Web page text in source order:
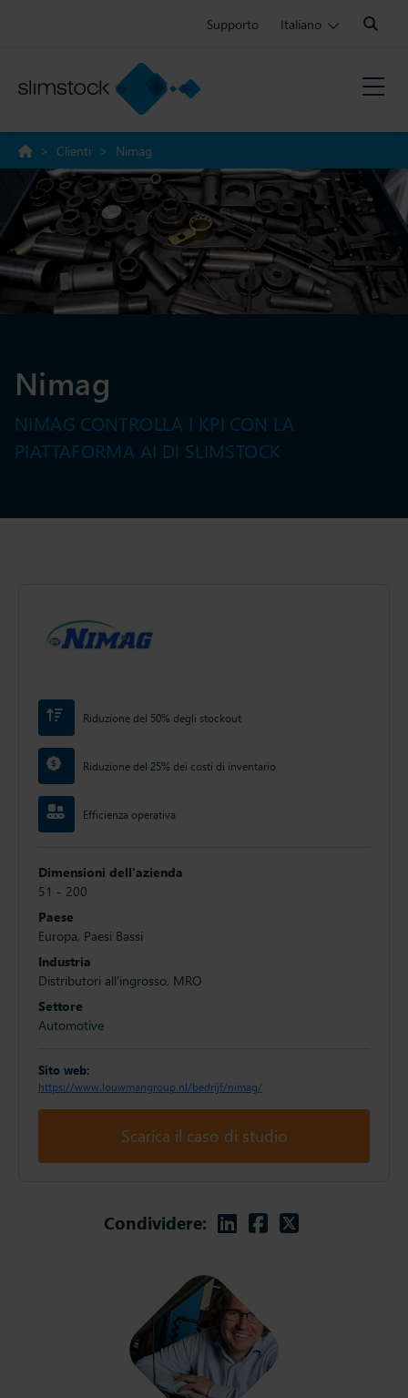
Supporto Italiano
Search:
> Clienti > Nimag
Nimag
NIMAG CONTROLLA I KPI CON LA
PIATTAFORMA AI DI SLIMSTOCK
Riduzione del 50% degli stockout
Riduzione del 25% dei costi di inventario
Efficienza operativa
Dimensioni dell'azienda
51 - 200
Paese
Europa, Paesi Bassi
Industria
Distributori all'ingrosso, MRO
Settore
Automotive
Sito web:
https://www.louwmangroup.nl/bedrijf/nimag/
Scarica il caso di studio
Condividere: Linkedin
Facebook
Twitter